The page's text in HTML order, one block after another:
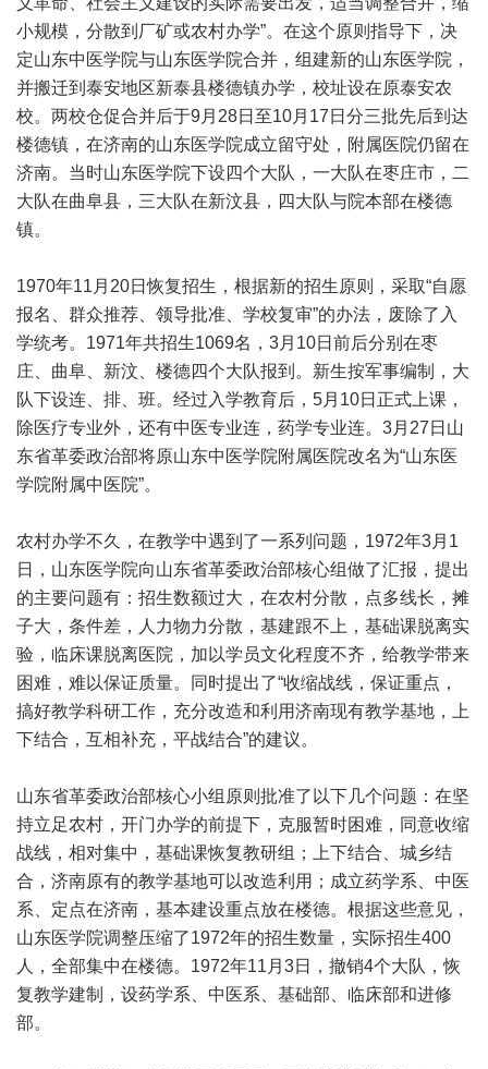
小规模，分散到厂矿或农村办学”。在这个原则指导下，决
定山东中医学院与山东医学院合并，组建新的山东医学院，
并搬迁到泰安地区新泰县楼德镇办学，校址设在原泰安农
校。两校仓促合并后于9月28日至10月17日分三批先后到达
楼德镇，在济南的山东医学院成立留守处，附属医院仍留在
济南。当时山东医学院下设四个大队，一大队在枣庄市，二
大队在曲阜县，三大队在新汶县，四大队与院本部在楼德
镇。
1970年11月20日恢复招生，根据新的招生原则，采取“自愿
报名、群众推荐、领导批准、学校复审”的办法，废除了入
学统考。1971年共招生1069名，3月10日前后分别在枣
庄、曲阜、新汶、楼德四个大队报到。新生按军事编制，大
队下设连、排、班。经过入学教育后，5月10日正式上课，
除医疗专业外，还有中医专业连，药学专业连。3月27日山
东省革委政治部将原山东中医学院附属医院改名为“山东医
学院附属中医院”。
农村办学不久，在教学中遇到了一系列问题，1972年3月1
日，山东医学院向山东省革委政治部核心组做了汇报，提出
的主要问题有：招生数额过大，在农村分散，点多线长，摊
子大，条件差，人力物力分散，基建跟不上，基础课脱离实
验，临床课脱离医院，加以学员文化程度不齐，给教学带来
困难，难以保证质量。同时提出了“收缩战线，保证重点，
搞好教学科研工作，充分改造和利用济南现有教学基地，上
下结合，互相补充，平战结合”的建议。
山东省革委政治部核心小组原则批准了以下几个问题：在坚
持立足农村，开门办学的前提下，克服暂时困难，同意收缩
战线，相对集中，基础课恢复教研组；上下结合、城乡结
合，济南原有的教学基地可以改造利用；成立药学系、中医
系、定点在济南，基本建设重点放在楼德。根据这些意见，
山东医学院调整压缩了1972年的招生数量，实际招生400
人，全部集中在楼德。1972年11月3日，撤销4个大队，恢
复教学建制，设药学系、中医系、基础部、临床部和进修
部。